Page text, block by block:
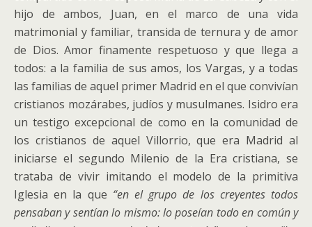
hijo de ambos, Juan, en el marco de una vida
matrimonial y familiar, transida de ternura y de amor
de Dios. Amor finamente respetuoso y que llega a
todos: a la familia de sus amos, los Vargas, y a todas
las familias de aquel primer Madrid en el que convivían
cristianos mozárabes, judíos y musulmanes. Isidro era
un testigo excepcional de como en la comunidad de
los cristianos de aquel Villorrio, que era Madrid al
iniciarse el segundo Milenio de la Era cristiana, se
trataba de vivir imitando el modelo de la primitiva
Iglesia en la que “en el grupo de los creyentes todos
pensaban y sentían lo mismo: lo poseían todo en común y